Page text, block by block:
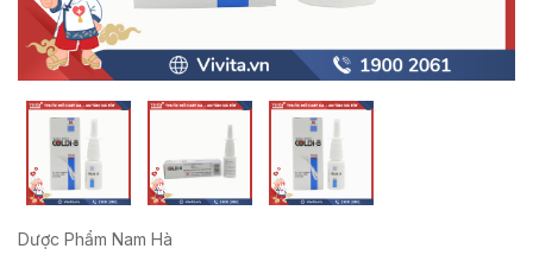
Dược Phẩm Nam Hà